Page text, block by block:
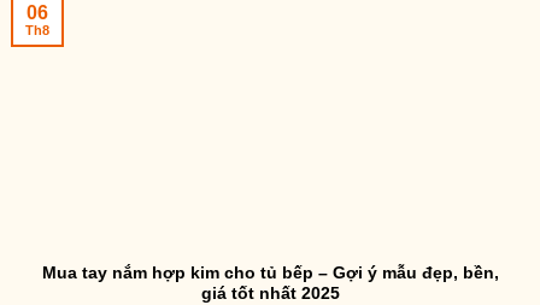
Mua tay nắm hợp kim cho tủ bếp – Gợi ý mẫu đẹp, bền,
giá tốt nhất 2025
06
Th8